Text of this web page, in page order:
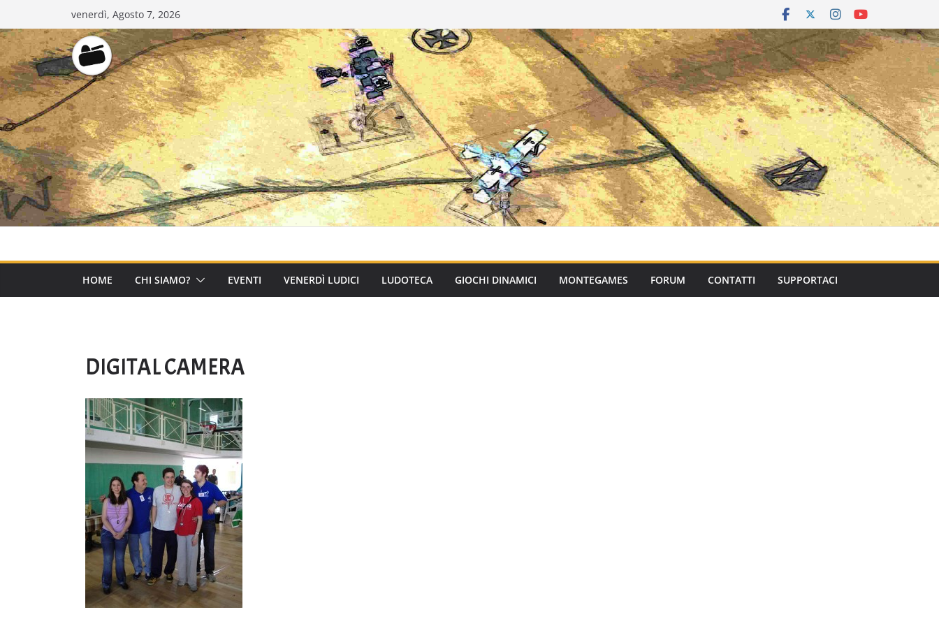
al
contenuto
venerdì, Agosto 7, 2026
HOME CHI SIAMO? EVENTI VENERDÌ LUDICI LUDOTECA GIOCHI DINAMICI MONTEGAMES FORUM CONTATTI SUPPORTACI
DIGITAL CAMERA